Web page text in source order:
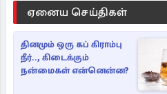
ஏனைய செய்திகள்
தினமும் ஒரு கப் கிராம்பு
நீர்.., கிடைக்கும்
நன்மைகள் என்னென்ன?